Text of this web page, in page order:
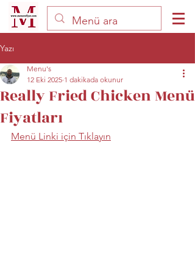
Yazı
Really Fried Chicken Menü
Fiyatları
Menu's
12 Eki 2025 1 dakikada okunur
Menü Linki için Tıklayın